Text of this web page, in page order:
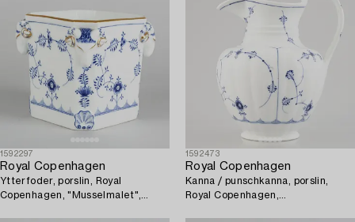
1592297
Royal Copenhagen
Ytterfoder, porslin, Royal
Copenhagen, "Musselmalet",
1592473
Royal Copenhagen
Kanna / punschkanna, porslin,
Royal Copenhagen,